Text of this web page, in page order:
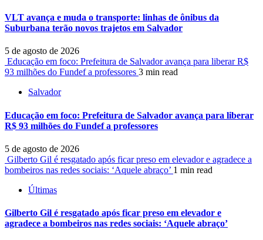
VLT avança e muda o transporte: linhas de ônibus da
Suburbana terão novos trajetos em Salvador
5 de agosto de 2026
Educação em foco: Prefeitura de Salvador avança para liberar R$
93 milhões do Fundef a professores 3 min read
Salvador
Educação em foco: Prefeitura de Salvador avança para liberar
R$ 93 milhões do Fundef a professores
5 de agosto de 2026
Gilberto Gil é resgatado após ficar preso em elevador e agradece a
bombeiros nas redes sociais: ‘Aquele abraço’ 1 min read
Últimas
Gilberto Gil é resgatado após ficar preso em elevador e
agradece a bombeiros nas redes sociais: ‘Aquele abraço’